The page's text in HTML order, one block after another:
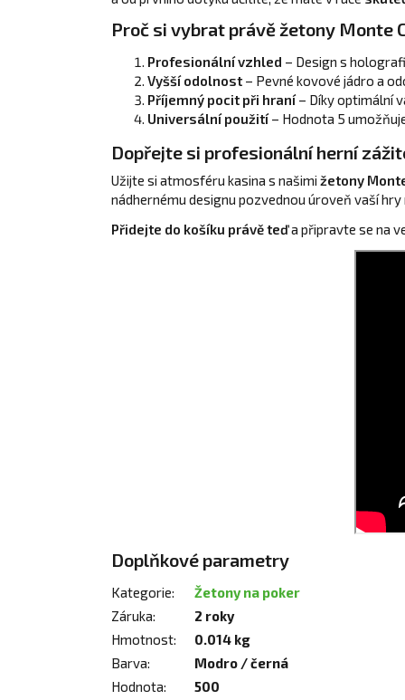
Proč si vybrat právě žetony Monte
Profesionální vzhled – Design s
Vyšší odolnost – Pevné kovové jádro a
Příjemný pocit při hraní– Díky optimální
Universální použití– Hodnota 5
Dopřejte si profesionální herní
Užijte si atmosféru kasina s našimi žetony
nádhernému designu pozvednou úroveň vaší
Přidejte do košíku právě teďa připravte se na
Doplňkové parametry
Kategorie:
Žetony na poker
Záruka:
2 roky
Hmotnost:
0.014 kg
Barva:
Modro / černá
Hodnota:
500